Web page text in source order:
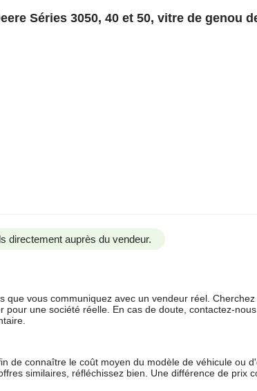
Séries 3050, 40 et 50, vitre de genou
directement auprès du vendeur.
vous communiquez avec un vendeur réel.
une société réelle. En cas de doute, contactez-
de connaître le coût moyen du modèle de véhicule ou
similaires, réfléchissez bien. Une différence de prix